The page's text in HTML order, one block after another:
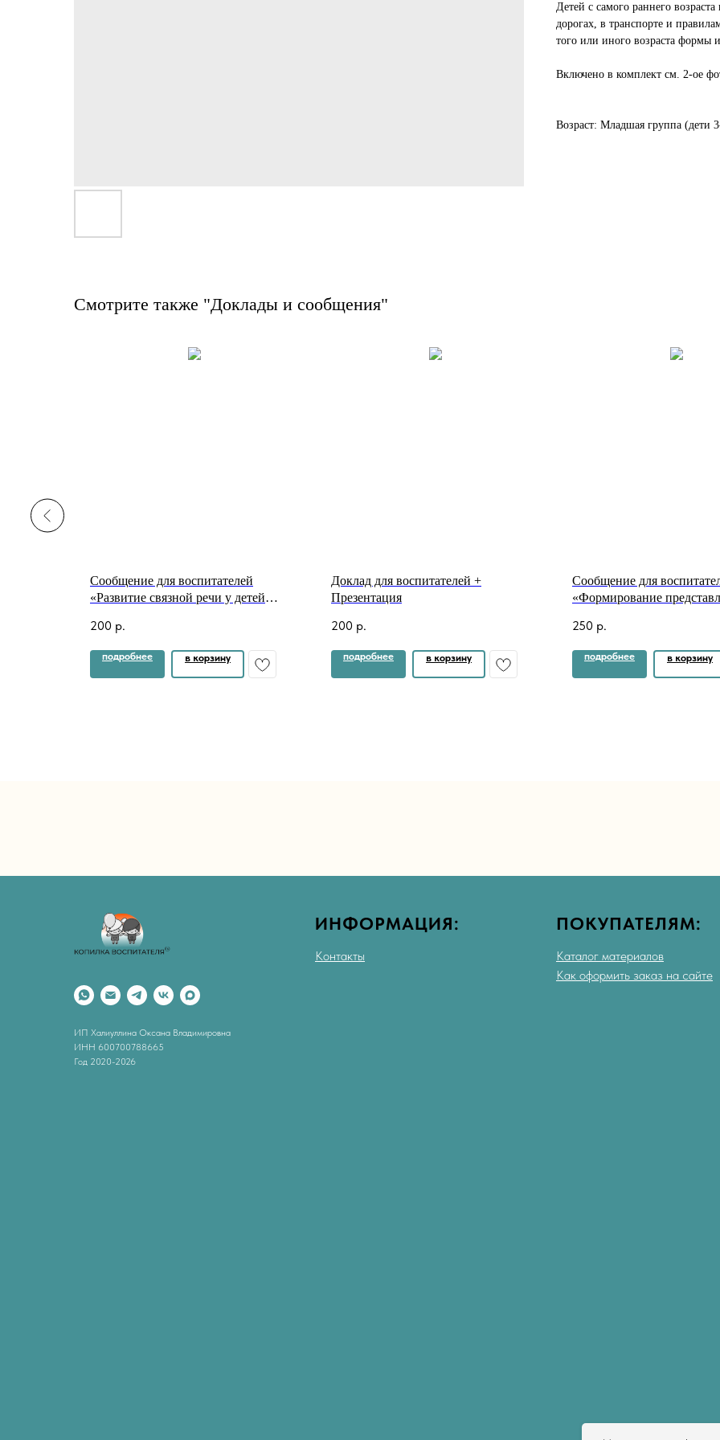
Детей с самого раннего
дорогах, в транспорте и
того или иного возраста формы
Включено в комплект см. 2-ое
Возраст: Младшая группа (дети
Смотрите также "Доклады и сообщения"
Сообщение для воспитателей
«Развитие связной речи у детей
организованную деятельность» +
презентация
200 р.
подробнее в корзину
Доклад для воспитателей +
Презентация
200 р.
подробнее в корзину
Сообщение для
«Формирование
жизнедеятельности у детей
дошкольного возраста
игровых ситуаций» +
250 р.
подробнее в корзину
ИП Халиуллина Оксана Владимировна
ИНН 600700788665
Год 2020-2026
ИНФОРМАЦИЯ:
Контакты
ПОКУПАТЕЛЯМ:
Каталог материалов
Как оформить заказ на сайте